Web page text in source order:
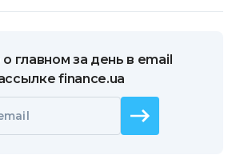
главном за день в email
finance.ua